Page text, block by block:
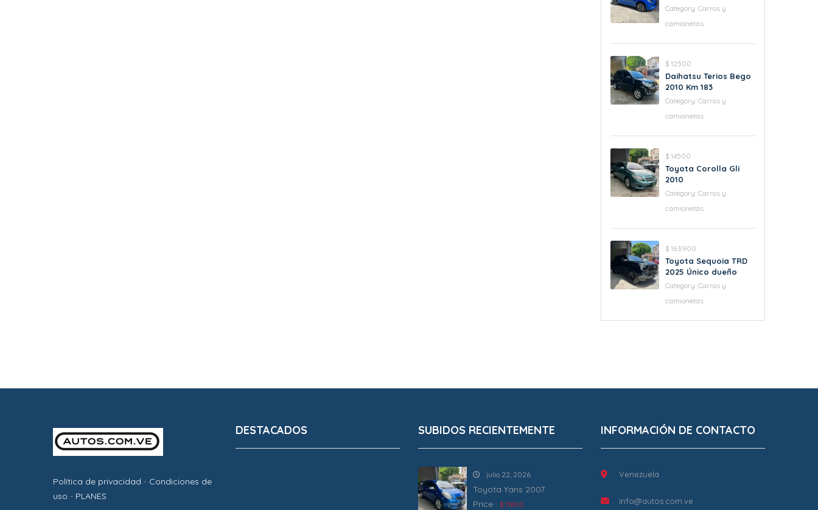
Category: Carros y
camionetas
$ 12500
Daihatsu Terios Bego
2010 Km 183
Category: Carros y
camionetas
$ 14500
Toyota Corolla Gli
2010
Category: Carros y
camionetas
$ 163900
Toyota Sequoia TRD
2025 Único dueño
Category: Carros y
camionetas
Política de privacidad - Condiciones de
uso - PLANES
DESTACADOS SUBIDOS RECIENTEMENTE
julio 22, 2026
Toyota Yaris 2007
Price : $ 11800
INFORMACIÓN DE CONTACTO
Venezuela
info@autos.com.ve